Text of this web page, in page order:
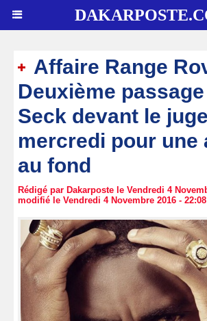
Affaire Range
Deuxième
Seck devant le juge
mercredi pour une
au fond
Rédigé par Dakarposte le Vendredi 4
modifié le Vendredi 4 Novembre 2016 - 22:08